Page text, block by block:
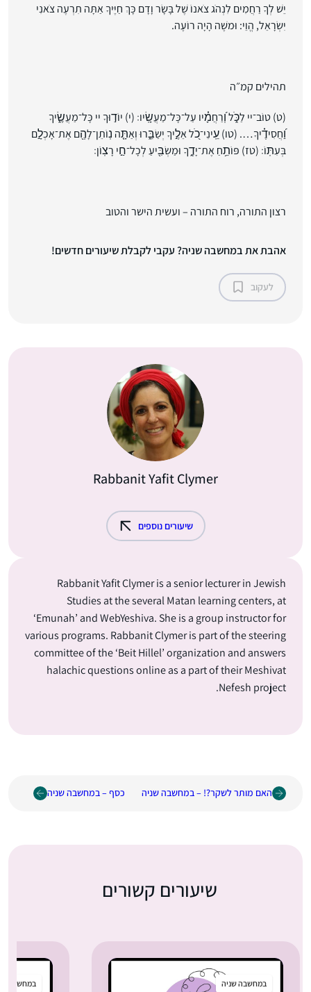
יֵשׁ לְךָ רַחֲמִים לִנְהֹג צֹאנוֹ שֶׁל בָּשָׂר וָדָם כָּךְ חַיֶּיךָ אַתָּה תִרְעֶה צֹאנִי
יִשְׂרָאֵל, הֱוֵי: וּמשֶׁה הָיָה רוֹעֶה.
תהילים קמ״ה
(ט) טוֹב־יי לַכֹּ֑ל וְ֝רַחֲמָ֗יו עַל־כָּל־מַעֲשָֽׂיו׃ (י) יוֹד֣וּךָ יי כָּל־מַעֲשֶׂ֑יךָ
וַ֝חֲסִידֶ֗יךָ…. (טו) עֵֽינֵי־כֹ֭ל אֵלֶ֣יךָ יְשַׂבֵּ֑רוּ וְאַתָּ֤ה נֽוֹתֵן־לָהֶ֖ם אֶת־אָכְלָ֣ם
בְּעִתּֽוֹ׃ (טז) פּוֹתֵ֥חַ אֶת־יָדֶ֑ךָ וּמַשְׂבִּ֖יעַ לְכָל־חַ֣י רָצֽוֹן׃
רצון התורה, רוח התורה – ועשית הישר והטוב
אהבת את במחשבה שניה? עקבי לקבלת שיעורים חדשים!
לעקוב
Rabbanit Yafit Clymer
שיעורים נוספים
Rabbanit Yafit Clymer is a senior lecturer in Jewish
Studies at the several Matan learning centers, at
‘Emunah’ and WebYeshiva. She is a group instructor for
various programs. Rabbanit Clymer is part of the steering
committee of the ‘Beit Hillel’ organization and answers
halachic questions online as a part of their Meshivat
Nefesh project.
האם מותר לשקר?! – במחשבה שניה כסף – במחשבה שניה
שיעורים קשורים
במחשבה שניה במחשבה